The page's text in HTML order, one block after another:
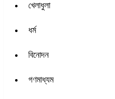
খেলাধুলা
ধর্ম
বিনোদন
গণমাধ্যম